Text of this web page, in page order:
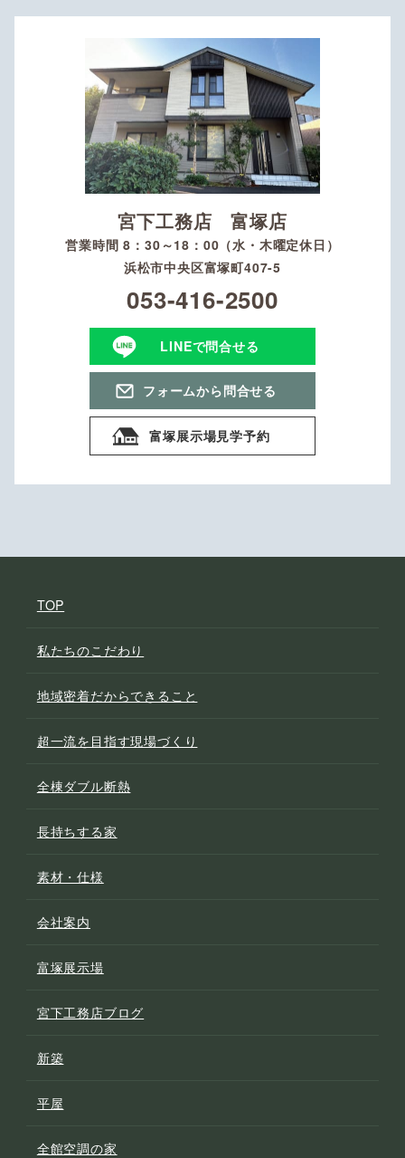
宮下工務店 富塚店
営業時間 8：30～18：00（水・木曜定休日）
浜松市中央区富塚町407-5
053-416-2500
LINEで問合せる
フォームから問合せる
富塚展示場見学予約
TOP
私たちのこだわり
地域密着だからできること
超一流を目指す現場づくり
全棟ダブル断熱
長持ちする家
素材・仕様
会社案内
富塚展示場
宮下工務店ブログ
新築
平屋
全館空調の家